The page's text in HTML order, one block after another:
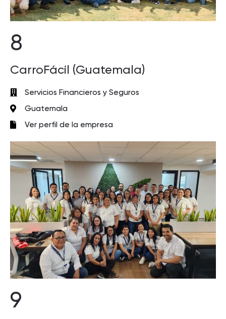
8
CarroFácil (Guatemala)
Servicios Financieros y Seguros
Guatemala
Ver perfil de la empresa
9